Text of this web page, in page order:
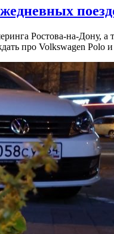
Ростова-на-Дону,
про Volkswagen